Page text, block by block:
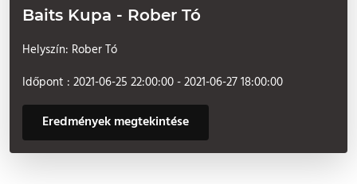
Baits Kupa - Rober Tó
Helyszín: Rober Tó
Időpont : 2021-06-25 22:00:00 - 2021-06-27 18:00:00
Eredmények megtekintése